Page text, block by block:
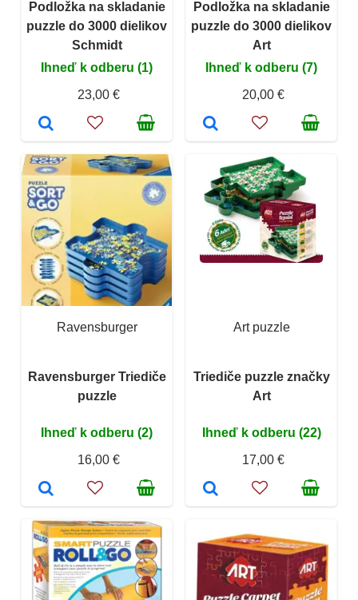
Podložka na skladanie
puzzle do 3000 dielikov
Schmidt
Ihneď k odberu (1)
23,00 €
Podložka na skladanie
puzzle do 3000 dielikov
Art
Ihneď k odberu (7)
20,00 €
Ravensburger
Ravensburger Triediče
puzzle
Ihneď k odberu (2)
16,00 €
Art puzzle
Triediče puzzle značky
Art
Ihneď k odberu (22)
17,00 €